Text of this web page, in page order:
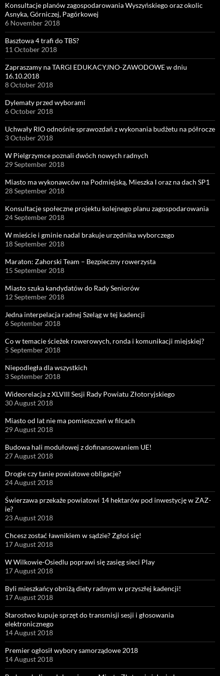
Konsultacje planów zagospodarowania Wyszyńskiego oraz okolic
Asnyka, Górniczej, Pagórkowej
6 November 2018
Basztowa 4 trafi do TBS?
11 October 2018
Zapraszamy na TARGI EDUKACYJNO-ZAWODOWE w dniu
16.10.2018
8 October 2018
Dylematy przed wyborami
6 October 2018
Uchwały RIO odnośnie sprawozdań z wykonania budżetu na półrocze
3 October 2018
W Pielgrzymce poznali dwóch nowych radnych
29 September 2018
Miasto ma wykonawców na Podmiejską, Mieszka I oraz na dach SP1
28 September 2018
Konsultacje społeczne projektu kolejnego planu zagospodarowania
24 September 2018
W mieście i gminie nadal brakuje urzędnika wyborczego
18 September 2018
Maraton: Zahorski Team – Bezpieczny rowerzysta
15 September 2018
Miasto szuka kandydatów do Rady Seniorów
12 September 2018
Jedna interpelacja radnej Szeląg w tej kadencji
6 September 2018
Co w temacie ścieżek rowerowych, ronda i komunikacji miejskiej?
5 September 2018
Niepodległa dla wszystkich
3 September 2018
Wideorelacja z XLVIII Sesji Rady Powiatu Złotoryjskiego
30 August 2018
Miasto od lat nie ma pomieszczeń w filcach
29 August 2018
Budowa hali modułowej z dofinansowaniem UE!
27 August 2018
Drogie czy tanie powiatowe obligacje?
24 August 2018
Świerzawa przekaże powiatowi 14 hektarów pod inwestycję w ZAZ-
ie?
23 August 2018
Chcesz zostać ławnikiem w sądzie? Zgłoś się!
17 August 2018
W Wilkowie-Osiedlu poprawi się zasięg sieci Play
17 August 2018
Byli mieszkańcy obniżą diety radnym w przyszłej kadencji!
17 August 2018
Starostwo kupuje sprzęt do transmisji sesji i głosowania
elektronicznego
14 August 2018
Premier ogłosił wybory samorządowe 2018
14 August 2018